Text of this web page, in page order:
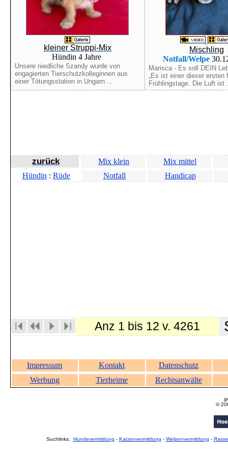
kleiner Struppi-Mix
Hündin 4 Jahre
Unsere niedliche Szandy wurde von
engagierten Tierschutzkolleginnen aus
einer Tötungsstation in Ungarn ...
Mischling
Notfall/Welpe
Marisca - Es soll DEIN
„Es ist einer dieser ersten
Frühlingstage. Die Luft ist
zurück Mix klein
Mix mittel
Hündin : Rüde Notfall Handicap
Anz 1 bis 12 v. 4261
Impressum Kontakt
Datenschutz
Werbung
Tierheime Rechtsanwälte
©
Suchlinks: Hundevermittlung - Katzenvermittlung - Welpenvermittlung -